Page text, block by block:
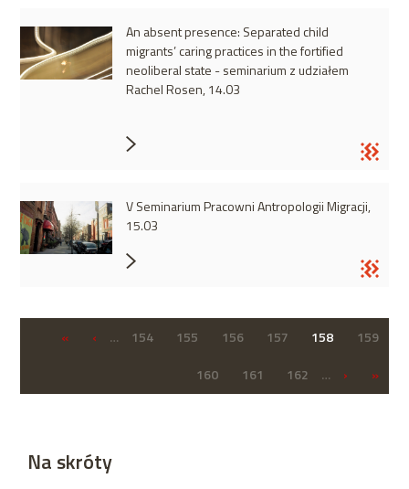
An absent presence: Separated child
migrants’ caring practices in the fortified
neoliberal state - seminarium z udziałem
Rachel Rosen, 14.03
V Seminarium Pracowni Antropologii Migracji,
15.03
« ‹ … 154 155 156 157 158
159
160
161 162 … › »
Na skróty